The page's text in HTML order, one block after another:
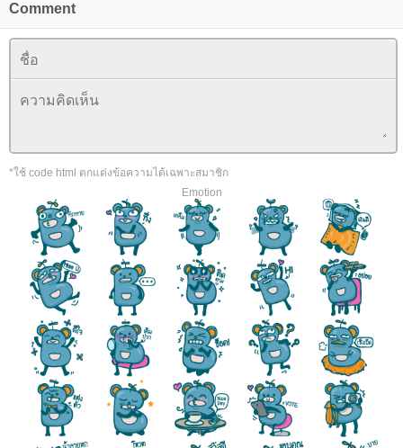
Comment
*ใช้ code html ตกแต่งข้อความได้เฉพาะสมาชิก
Emotion